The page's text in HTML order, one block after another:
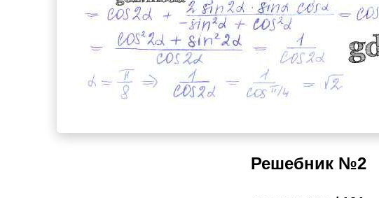
Решебник №2